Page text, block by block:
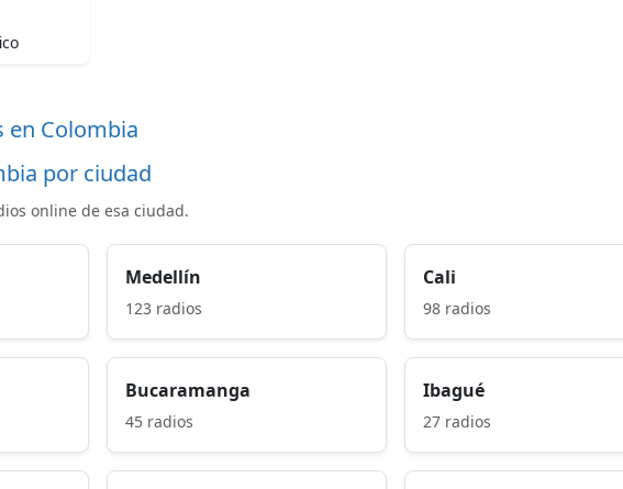
en Colombia
por ciudad
online de esa ciudad.
Medellín
123 radios
Cali
98 radios
Bucaramanga
45 radios
Ibagué
27 radios